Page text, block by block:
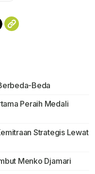
Beda
Peraih Medali
Strategis Lewat
Menko Djamari